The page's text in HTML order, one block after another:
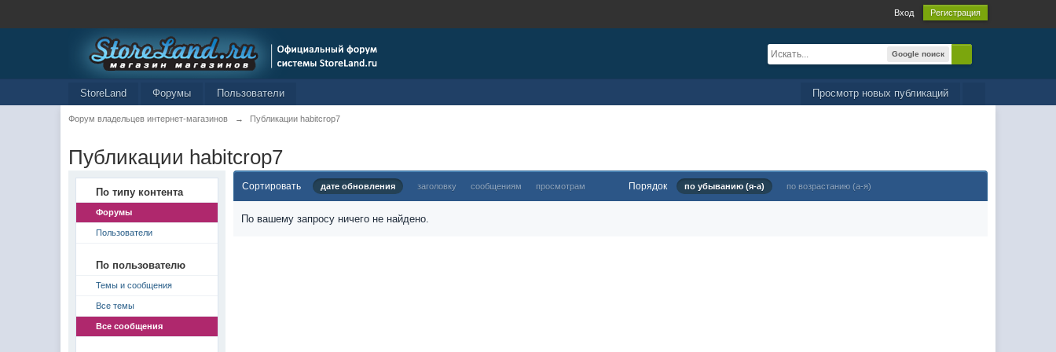
Вход Регистрация
Google поиск
Просмотр новых публикаций
StoreLand Форумы Пользователи
Форум владельцев интернет-магазинов → Публикации habitcrop7
Публикации habitcrop7
По типу контента
Форумы
Пользователи
По пользователю
Темы и сообщения
Все темы
Все сообщения
Сортировать дате обновления заголовку сообщениям просмотрам Порядок по убыванию (я-а) по возрастанию (а-я)
По вашему запросу ничего не найдено.